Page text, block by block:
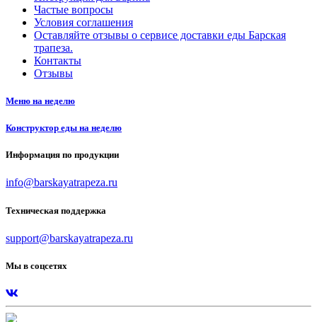
Частые вопросы
Условия соглашения
Оставляйте отзывы о сервисе доставки еды Барская
трапеза.
Контакты
Отзывы
Меню на неделю
Конструктор еды на неделю
Информация по продукции
info@barskayatrapeza.ru
Техническая поддержка
support@barskayatrapeza.ru
Мы в соцсетях